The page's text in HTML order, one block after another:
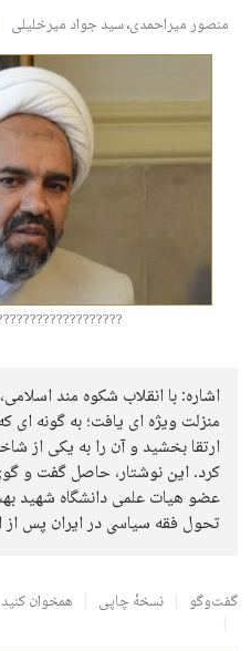
منصور میراحمدی،سید جواد میرخلیلی
اشاره: با انقلاب شکوه مند
منزلت ویژه ای یافت؛ به گونه ای
ارتقا بخشید و آن را به یکی از
کرد. این نوشتار، حاصل گفت و
عضو هیات علمی دانشگاه شهید
تحول فقه سیاسی در ایران پس از
گفت‌وگو نسخهٔ چاپی همخوان کنید